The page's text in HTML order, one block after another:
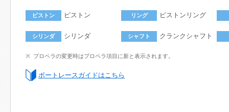
ピストン ピストン リング ピストンリング
シリンダ シリンダ シャフト クランクシャフト
プロペラの変更時はプロペラ項目に新と表示されます。
ボートレースガイドはこちら